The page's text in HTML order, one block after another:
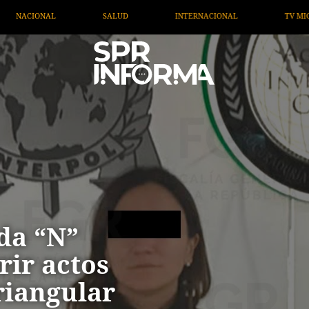
INTERNACIONAL TV MIGRANTE INFORMA OPINIÓN
“N”
actos